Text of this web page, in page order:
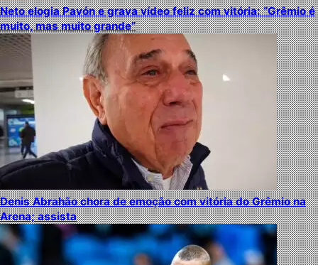
Neto elogia Pavón e grava vídeo feliz com vitória: “Grêmio é
muito, mas muito grande”
Denis Abrahão chora de emoção com vitória do Grêmio na
Arena; assista